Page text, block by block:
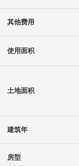
其他费用
使用面积
土地面积
建筑年
房型